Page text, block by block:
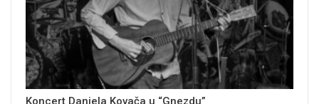
Koncert Daniela Kovača u “Gnezdu”